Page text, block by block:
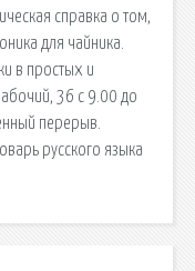
справка о том,
для чайника.
в простых и
36 с 9.00 до
перерыв.
русского языка